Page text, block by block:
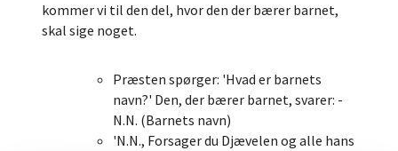
kommer vi til den del, hvor den der bærer barnet,
skal sige noget.
Præsten spørger: 'Hvad er barnets
navn?' Den, der bærer barnet, svarer: -
N.N. (Barnets navn)
'N.N., Forsager du Djævelen og alle hans